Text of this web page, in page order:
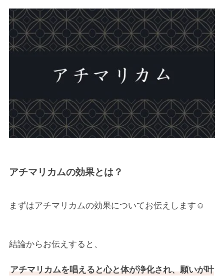
アチマリカムの効果とは？
まずはアチマリカムの効果についてお伝えします☺
結論からお伝えすると、
アチマリカムを唱えると心と体が浄化され、願いが叶